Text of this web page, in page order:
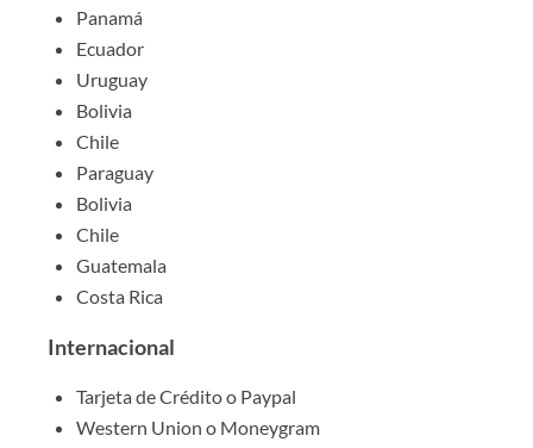
Panamá
Ecuador
Uruguay
Bolivia
Chile
Paraguay
Bolivia
Chile
Guatemala
Costa Rica
Internacional
Tarjeta de Crédito o Paypal
Western Union o Moneygram